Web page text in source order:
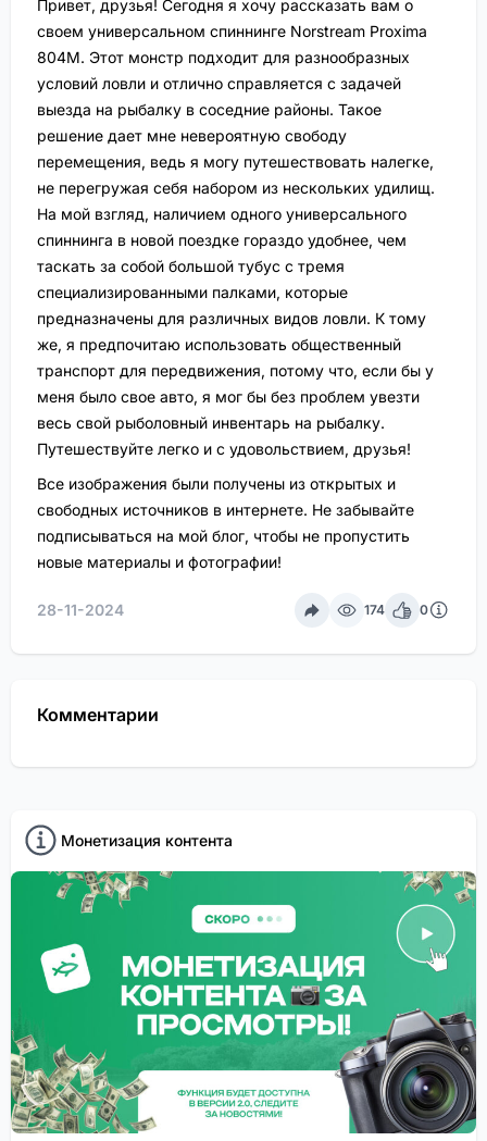
Привет, друзья! Сегодня я хочу рассказать вам о
своем универсальном спиннинге Norstream Proxima
804M. Этот монстр подходит для разнообразных
условий ловли и отлично справляется с задачей
выезда на рыбалку в соседние районы. Такое
решение дает мне невероятную свободу
перемещения, ведь я могу путешествовать налегке,
не перегружая себя набором из нескольких удилищ.
На мой взгляд, наличием одного универсального
спиннинга в новой поездке гораздо удобнее, чем
таскать за собой большой тубус с тремя
специализированными палками, которые
предназначены для различных видов ловли. К тому
же, я предпочитаю использовать общественный
транспорт для передвижения, потому что, если бы у
меня было свое авто, я мог бы без проблем увезти
весь свой рыболовный инвентарь на рыбалку.
Путешествуйте легко и с удовольствием, друзья!
Все изображения были получены из открытых и
свободных источников в интернете. Не забывайте
подписываться на мой блог, чтобы не пропустить
новые материалы и фотографии!
28-11-2024 174 0
Комментарии
Монетизация контента